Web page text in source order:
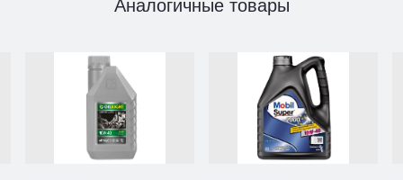
Аналогичные товары